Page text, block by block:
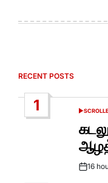
RECENT POSTS
1
POSTED
Post
16